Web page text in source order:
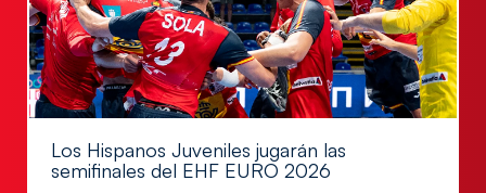
Los Hispanos Juveniles jugarán las
semifinales del EHF EURO 2026